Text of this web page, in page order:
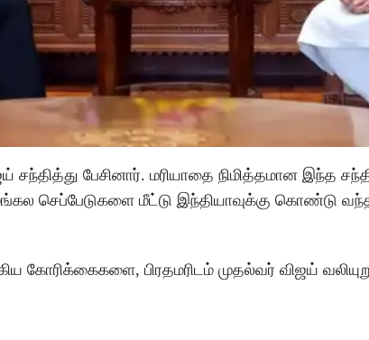
சந்தித்து பேசினார். மரியாதை நிமித்தமான இந்த
செப்பேடுகளை மீட்டு இந்தியாவுக்கு கொண்டு
கோரிக்கைகளை, பிரதமரிடம் முதல்வர் விஜய்